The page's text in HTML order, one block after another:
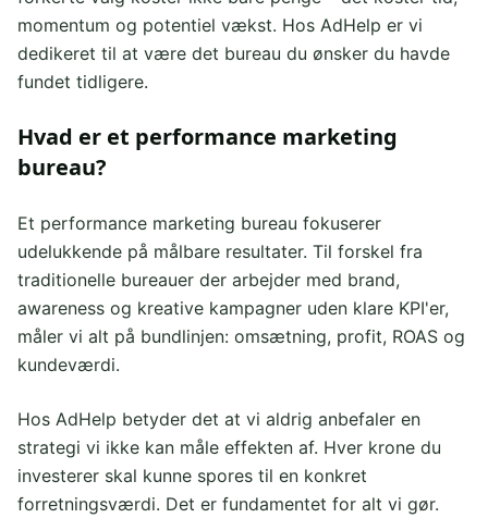
momentum og potentiel vækst. Hos AdHelp er vi
dedikeret til at være det bureau du ønsker du havde
fundet tidligere.
Hvad er et performance marketing
bureau?
Et performance marketing bureau fokuserer
udelukkende på målbare resultater. Til forskel fra
traditionelle bureauer der arbejder med brand,
awareness og kreative kampagner uden klare KPI'er,
måler vi alt på bundlinjen: omsætning, profit, ROAS og
kundeværdi.
Hos AdHelp betyder det at vi aldrig anbefaler en
strategi vi ikke kan måle effekten af. Hver krone du
investerer skal kunne spores til en konkret
forretningsværdi. Det er fundamentet for alt vi gør.